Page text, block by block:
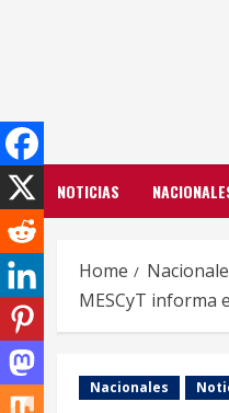
NOTICIAS
Home
MESCyT informa
Nacionales